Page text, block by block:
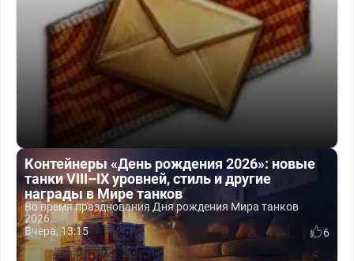
Контейнеры «День рождения 2026»: новые
танки VIII–IX уровней, стиль и другие
награды в Мире танков
Во время празднования Дня рождения Мира танков
2026...
Вчера, 13:15
6